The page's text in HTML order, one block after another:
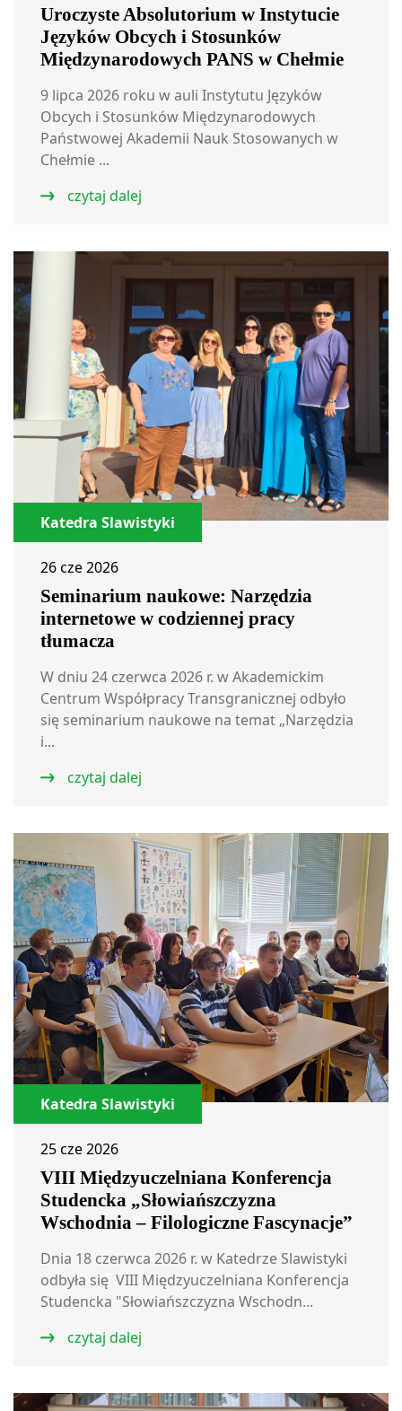
Uroczyste Absolutorium w Instytucie
Języków Obcych i Stosunków
Międzynarodowych PANS w Chełmie
9 lipca 2026 roku w auli Instytutu Języków
Obcych i Stosunków Międzynarodowych
Państwowej Akademii Nauk Stosowanych w
Chełmie ...
czytaj dalej
Katedra Slawistyki
26 cze 2026
Seminarium naukowe: Narzędzia
internetowe w codziennej pracy
tłumacza
W dniu 24 czerwca 2026 r. w Akademickim
Centrum Współpracy Transgranicznej odbyło
się seminarium naukowe na temat „Narzędzia
i...
czytaj dalej
Katedra Slawistyki
25 cze 2026
VIII Międzyuczelniana Konferencja
Studencka „Słowiańszczyzna
Wschodnia – Filologiczne Fascynacje”
Dnia 18 czerwca 2026 r. w Katedrze Slawistyki
odbyła się VIII Międzyuczelniana Konferencja
Studencka "Słowiańszczyzna Wschodn...
czytaj dalej